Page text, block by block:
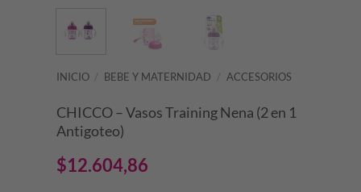
INICIO / BEBE Y MATERNIDAD / ACCESORIOS
CHICCO – Vasos Training Nena (2 en 1
Antigoteo)
$12.604,86